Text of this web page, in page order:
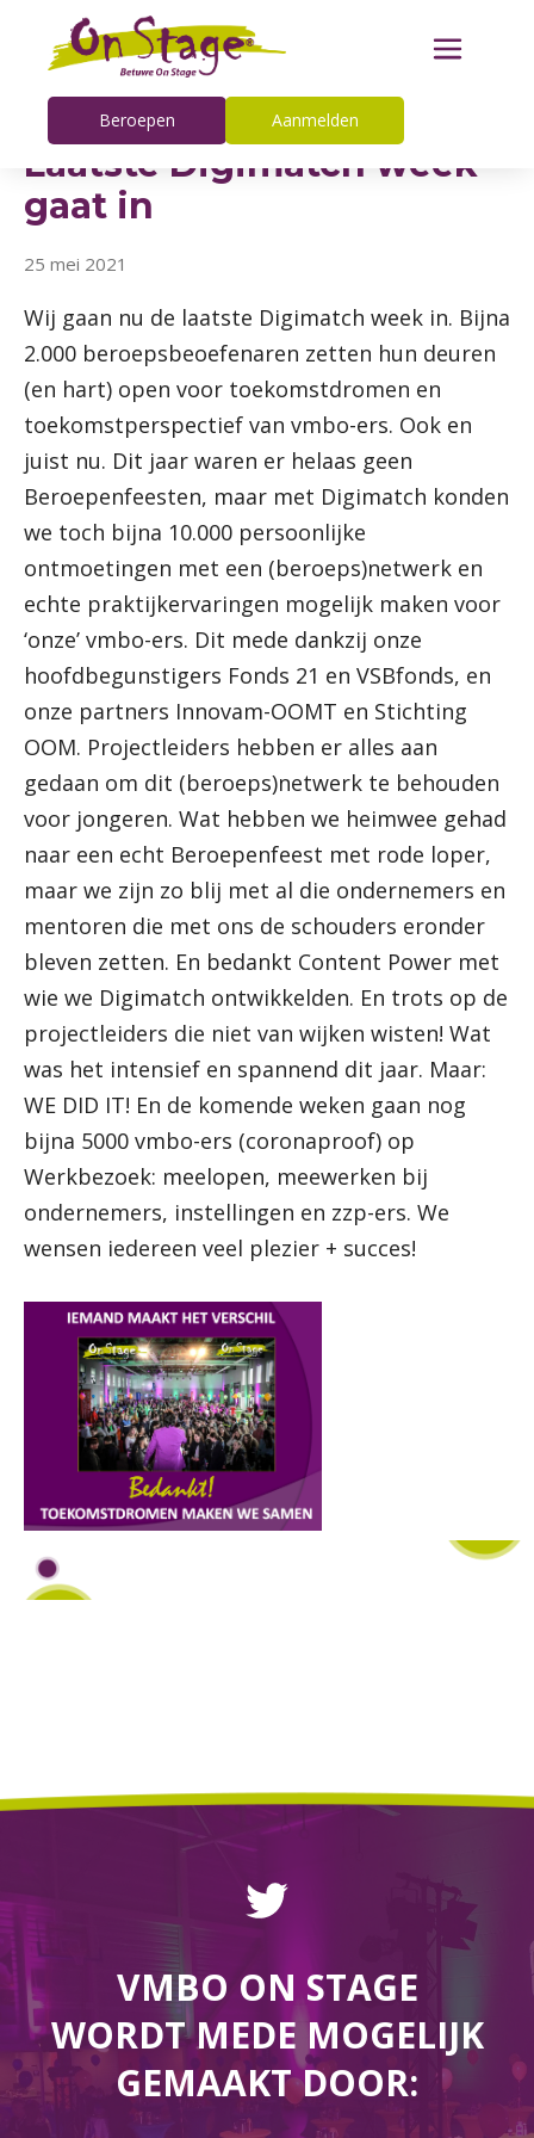
Beroepen Aanmelden
Laatste Digimatch week
gaat in
25 mei 2021
Wij gaan nu de laatste Digimatch week in. Bijna
2.000 beroepsbeoefenaren zetten hun deuren
(en hart) open voor toekomstdromen en
toekomstperspectief van vmbo-ers. Ook en
juist nu. Dit jaar waren er helaas geen
Beroepenfeesten, maar met Digimatch konden
we toch bijna 10.000 persoonlijke
ontmoetingen met een (beroeps)netwerk en
echte praktijkervaringen mogelijk maken voor
‘onze’ vmbo-ers. Dit mede dankzij onze
hoofdbegunstigers Fonds 21 en VSBfonds, en
onze partners Innovam-OOMT en Stichting
OOM. Projectleiders hebben er alles aan
gedaan om dit (beroeps)netwerk te behouden
voor jongeren. Wat hebben we heimwee gehad
naar een echt Beroepenfeest met rode loper,
maar we zijn zo blij met al die ondernemers en
mentoren die met ons de schouders eronder
bleven zetten. En bedankt Content Power met
wie we Digimatch ontwikkelden. En trots op de
projectleiders die niet van wijken wisten! Wat
was het intensief en spannend dit jaar. Maar:
WE DID IT! En de komende weken gaan nog
bijna 5000 vmbo-ers (coronaproof) op
Werkbezoek: meelopen, meewerken bij
ondernemers, instellingen en zzp-ers. We
wensen iedereen veel plezier + succes!
VMBO ON STAGE
WORDT MEDE MOGELIJK
GEMAAKT DOOR: